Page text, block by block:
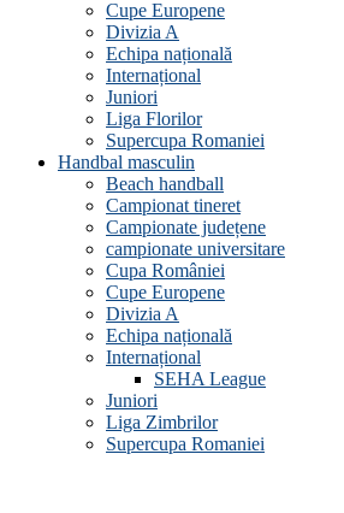
Cupe Europene
Divizia A
Echipa națională
Internațional
Juniori
Liga Florilor
Supercupa Romaniei
Handbal masculin
Beach handball
Campionat tineret
Campionate județene
campionate universitare
Cupa României
Cupe Europene
Divizia A
Echipa națională
Internațional
SEHA League
Juniori
Liga Zimbrilor
Supercupa Romaniei